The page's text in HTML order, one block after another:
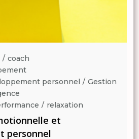
coach
personnel
Gestion
relaxation
et
personnel